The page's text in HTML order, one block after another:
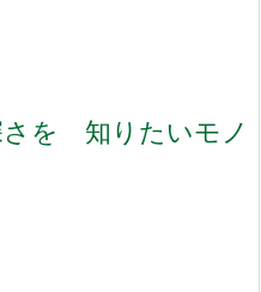
を 知りたいモノ